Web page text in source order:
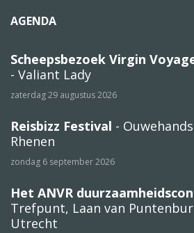
AGENDA
Scheepsbezoek Virgin
- Valiant Lady
zaterdag 29 augustus 2026
Reisbizz Festival -
Rhenen
zondag 6 september 2026
Het ANVR
Trefpunt, Laan van
Utrecht